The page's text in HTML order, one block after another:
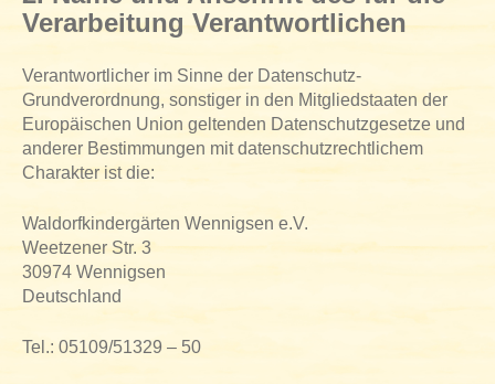
Verarbeitung Verantwortlichen
Verantwortlicher im Sinne der Datenschutz-
Grundverordnung, sonstiger in den Mitgliedstaaten der
Europäischen Union geltenden Datenschutzgesetze und
anderer Bestimmungen mit datenschutzrechtlichem
Charakter ist die:
Waldorfkindergärten Wennigsen e.V.
Weetzener Str. 3
30974 Wennigsen
Deutschland
Tel.: 05109/51329 – 50